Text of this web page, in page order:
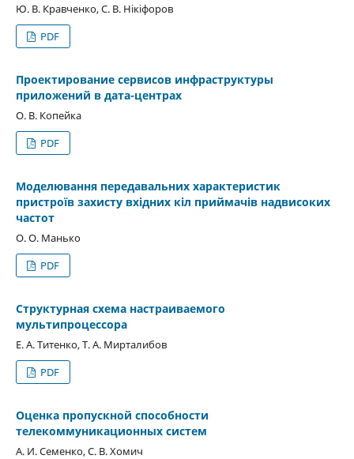
Ю. В. Кравченко, С. В. Нікіфоров
PDF
Проектирование сервисов инфраструктуры
приложений в дата-центрах
О. В. Копейка
PDF
Моделювання передавальних характеристик
пристроїв захисту вхідних кіл приймачів надвисоких
частот
О. О. Манько
PDF
Структурная схема настраиваемого
мультипроцессора
Е. А. Титенко, Т. А. Мирталибов
PDF
Оценка пропускной способности
телекоммуникационных систем
А. И. Семенко, С. В. Хомич